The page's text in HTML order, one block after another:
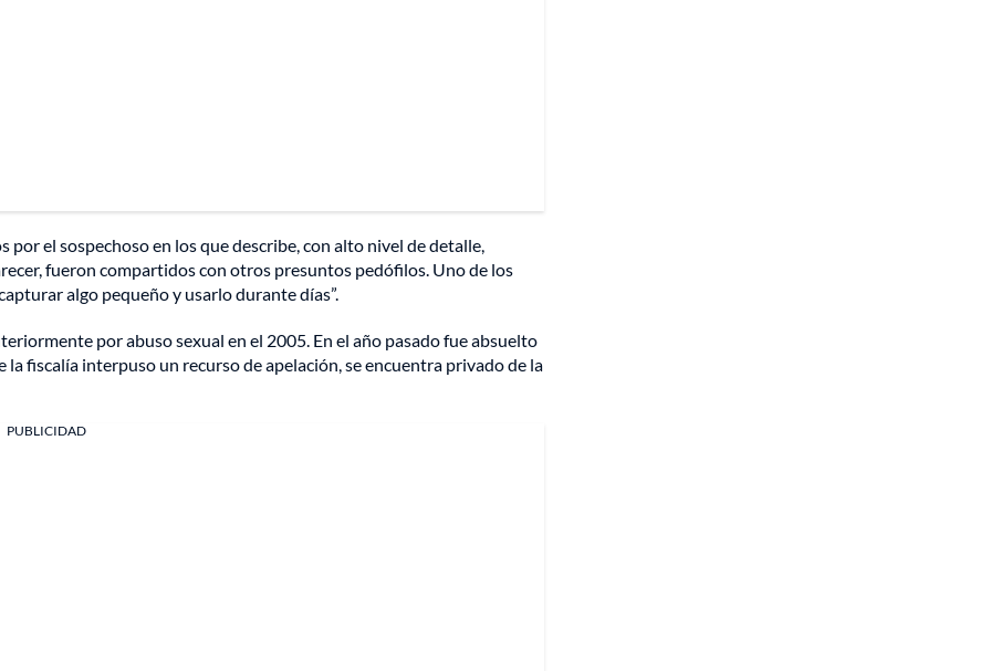
el sospechoso en los que describe, con alto nivel de detalle,
fueron compartidos con otros presuntos pedófilos. Uno de los
algo pequeño y usarlo durante días”.
por abuso sexual en el 2005. En el año pasado fue absuelto
la fiscalía interpuso un recurso de apelación, se encuentra privado de la
PUBLICIDAD